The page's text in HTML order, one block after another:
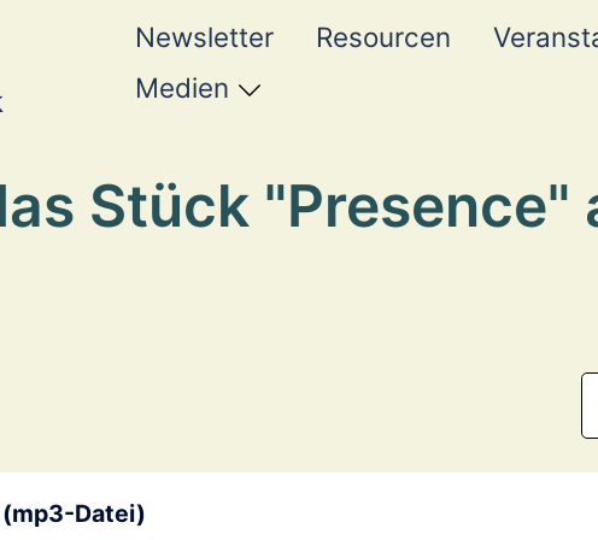
Newsletter Resourcen
Medien
Stück "Presence"
(mp3-Datei)